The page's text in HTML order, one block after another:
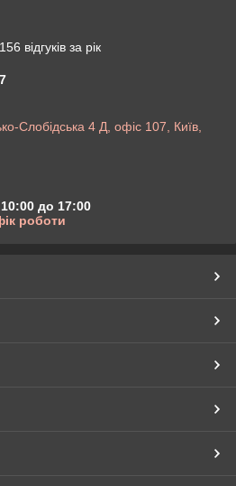
відгуків за рік
Слобідська 4 Д, офіс 107, Київ,
до 17:00
роботи